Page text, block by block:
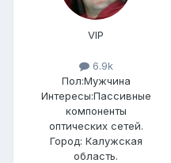
VIP
6.9k
Пол:Мужчина
Интересы:Пассивные
компоненты
оптических сетей.
Город: Калужская
область.